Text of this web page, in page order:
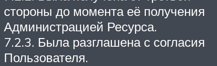
стороны до момента её получения
Администрацией Ресурса.
7.2.3. Была разглашена с согласия
Пользователя.